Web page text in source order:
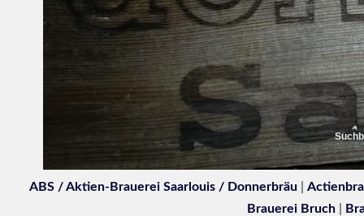
ABS / Aktien-Brauerei Saarlouis / Donnerbräu
Brauerei Bruch